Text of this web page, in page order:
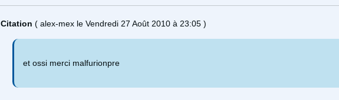
Citation ( alex-mex le Vendredi 27 Août 2010 à 23:05 )
et ossi merci malfurionpre